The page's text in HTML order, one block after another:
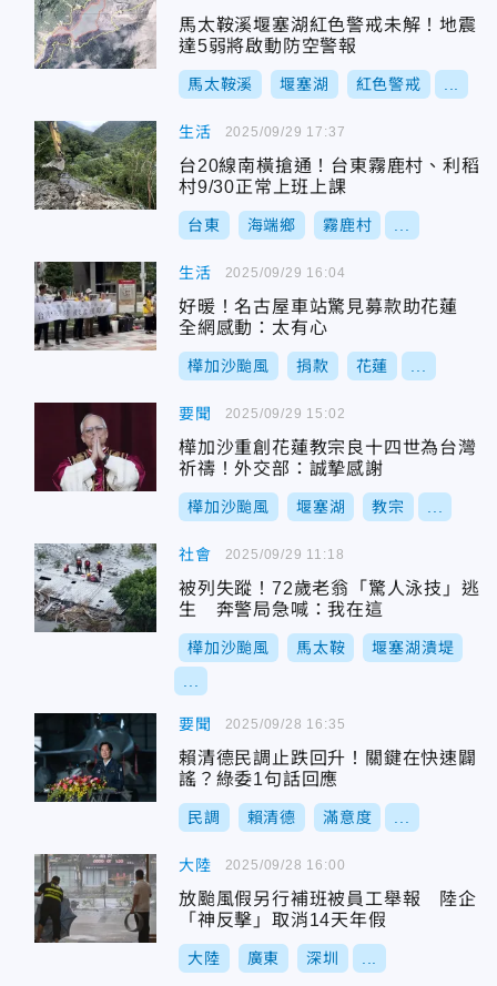
馬太鞍溪堰塞湖紅色警戒未解！地震
達5弱將啟動防空警報
馬太鞍溪 堰塞湖 紅色警戒
生活
台20線南橫搶通！台東霧鹿村、利稻
村9/30正常上班上課
台東 海端鄉 霧鹿村
2025/09/29 17:37
生活
好暖！名古屋車站驚見募款助花蓮
全網感動：太有心
樺加沙颱風 捐款 花蓮
2025/09/29 16:04
要聞
樺加沙重創花蓮教宗良十四世為台灣
祈禱！外交部：誠摯感謝
樺加沙颱風 堰塞湖 教宗
2025/09/29 15:02
社會
被列失蹤！72歲老翁「驚人泳技」逃
生 奔警局急喊：我在這
樺加沙颱風 馬太鞍 堰塞湖潰堤
2025/09/29 11:18
要聞
賴清德民調止跌回升！關鍵在快速闢
謠？綠委1句話回應
民調 賴清德 滿意度
2025/09/28 16:35
大陸
放颱風假另行補班被員工舉報 陸企
「神反擊」取消14天年假
大陸 廣東 深圳
2025/09/28 16:00